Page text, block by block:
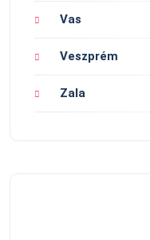
Vas
Veszprém
Zala